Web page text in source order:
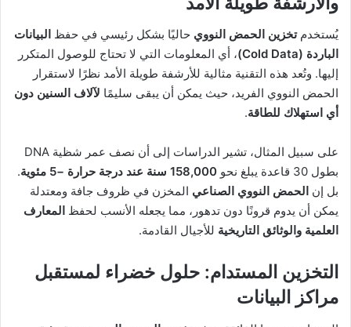
يُستخدمتخزين الحمض النووي حاليًا بشكل رئيسي في حفظ البيانات
الباردة (Cold Data)
، أي المعلومات التي لا تحتاج للوصول المتكرر
إليها. وتُعد هذه التقنية مثالية للأرشفة طويلة الأمد نظرًا لاستقرار
الحمض النووي الفريد، حيث يمكن أن يبقى سليمًا لآلاف السنين دون
أي استهلاك للطاقة.
على سبيل المثال، تشير الدراسات إلى أن نصف عمر شظية DNA
بطول 30 قاعدة يبلغ نحو
158,000 سنة عند درجة حرارة −5 مئوية
.
بل إن الحمض النووي الصناعي المخزن في ظروف جافة ومعتدلة
يمكن أن يدوم قرونًا دون تدهور، مما يجعله الأنسب لحفظ المعارف
العلمية والوثائق التاريخية للأجيال القادمة.
التخزين المستدام: حلول خضراء لمستقبل
مراكز البيانات